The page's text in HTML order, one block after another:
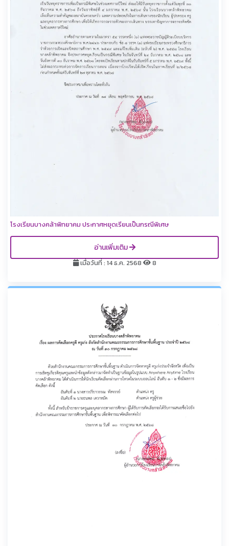
โรงเรียนบางคล้าพิทยาคม ประกาศหยุดเรียนเป็นกรณีพิเศษ
อ่านเพิ่มเติม
เมื่อวันที่ : 14 ธ.ค. 2568 8